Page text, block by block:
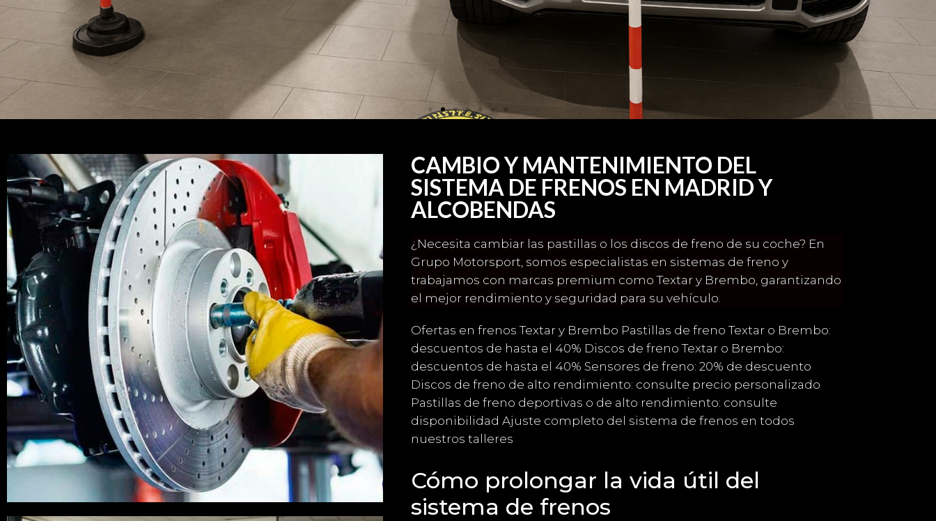
PIDA PRESUPUESTO
AHORA
LAS MEJORES MARCAS PARA SU VEHÍCULO,
BREMBO TEXTAR ..
ZONAS: GOYA - CHAMBERI - ALCOBENDAS
CAMBIO Y MANTENIMIENTO DEL
SISTEMA DE FRENOS EN MADRID Y
ALCOBENDAS
¿Necesita cambiar las pastillas o los discos de freno de su coche? En
Grupo Motorsport, somos especialistas en sistemas de freno y
trabajamos con marcas premium como Textar y Brembo, garantizando
el mejor rendimiento y seguridad para su vehículo.
Ofertas en frenos Textar y Brembo Pastillas de freno Textar o Brembo:
descuentos de hasta el 40% Discos de freno Textar o Brembo:
descuentos de hasta el 40% Sensores de freno: 20% de descuento
Discos de freno de alto rendimiento: consulte precio personalizado
Pastillas de freno deportivas o de alto rendimiento: consulte
disponibilidad Ajuste completo del sistema de frenos en todos
nuestros talleres
Cómo prolongar la vida útil del
sistema de frenos